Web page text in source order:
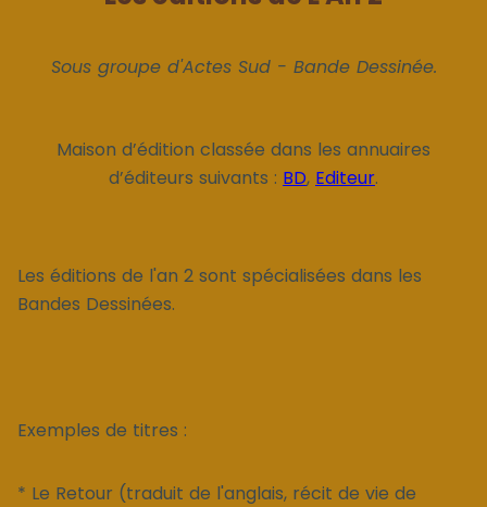
Sous groupe d'Actes Sud - Bande Dessinée.
Maison d’édition classée dans les annuaires
d’éditeurs suivants : BD, Editeur.
Les éditions de l'an 2 sont spécialisées dans les
Bandes Dessinées.
Exemples de titres :
* Le Retour (traduit de l'anglais, récit de vie de